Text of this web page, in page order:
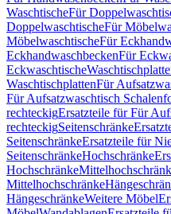
WaschtischeFür
DoppelwaschtischeFür
MöbelwaschtischeFür
EckhandwaschbeckenFür
Eckwaschtische
WaschtischplattenFür
Für Aufsatzwaschtisch
rechteckigErsatzteile für Für
rechteckigSeitenschränke
SeitenschränkeErsatzteile für
SeitenschränkeHochschränke
Hochschränke
Mittelhochschränke
HängeschränkeWeitere Möbel